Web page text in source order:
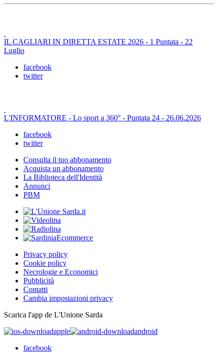
IL CAGLIARI IN DIRETTA ESTATE 2026 - 1 Puntata - 22
Luglio
facebook
twitter
L'INFORMATORE - Lo sport a 360° - Puntata 24 - 26.06.2026
facebook
twitter
Consulta il tuo abbonamento
Acquista un abbonamento
La Biblioteca dell'Identità
Annunci
PBM
Privacy policy
Cookie policy
Necrologie e Economici
Pubblicità
Contatti
Cambia impostazioni privacy
Scarica l'app de L'Unione Sarda
apple
android
facebook